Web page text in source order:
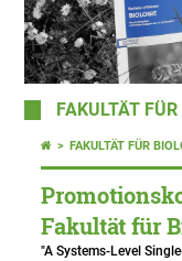
FAKULTÄT
FAKULTÄT FÜR
Fakultät für
"A Systems-Level